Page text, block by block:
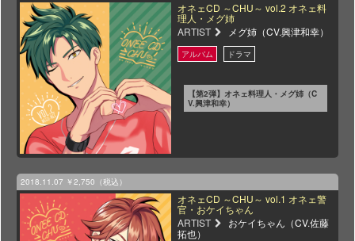
オネェCD ～CHU～ vol.2 オネェ料
理人・メグ姉
ARTIST
メグ姉（CV.興津和幸）
【第2弾】オネェ料理人・メグ姉（C
V.興津和幸）
2018.11.07 ￥2,750（税込）
オネェCD ～CHU～ vol.1 オネェ警
官・おケイちゃん
ARTIST
おケイちゃん（CV.佐藤
拓也）